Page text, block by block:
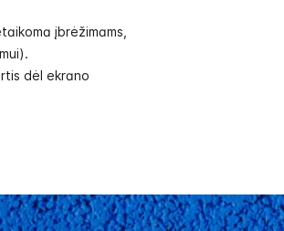
įbrėžimams,
dėl ekrano